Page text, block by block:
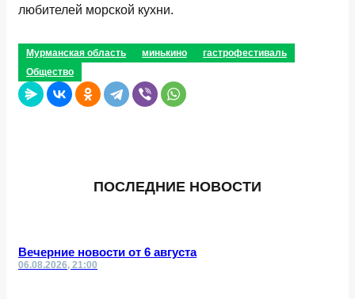
любителей морской кухни.
Мурманская область минькино
гастрофестиваль
Общество
ПОСЛЕДНИЕ НОВОСТИ
Вечерние новости от 6 августа
06.08.2026, 21:00